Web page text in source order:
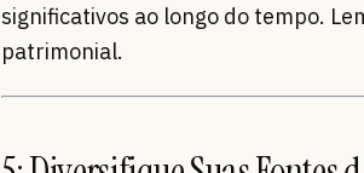
significativos ao longo do tempo.
patrimonial.